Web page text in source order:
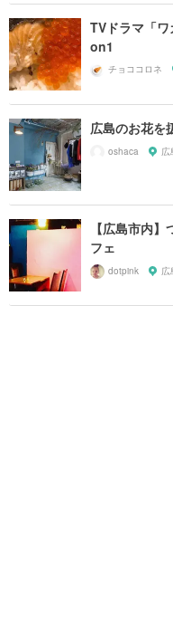
TVドラマ「
on1
チョココロネ
広島のお花を
oshaca 広
【広島市内
フェ
dotpink 広